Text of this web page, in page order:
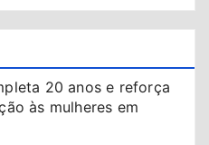
20 anos e reforça
às mulheres em